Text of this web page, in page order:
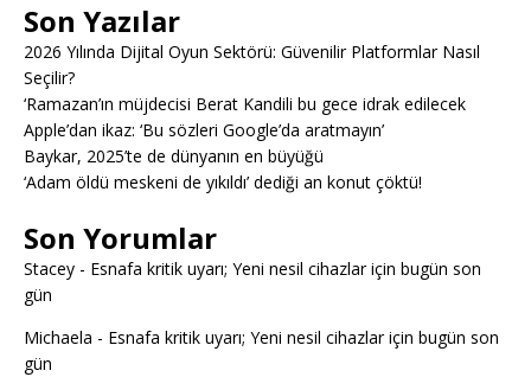
Son Yazılar
2026 Yılında Dijital Oyun Sektörü: Güvenilir Platformlar Nasıl
Seçilir?
‘Ramazan’ın müjdecisi Berat Kandili bu gece idrak edilecek
Apple’dan ikaz: ‘Bu sözleri Google’da aratmayın’
Baykar, 2025’te de dünyanın en büyüğü
‘Adam öldü meskeni de yıkıldı’ dediği an konut çöktü!
Son Yorumlar
Stacey - Esnafa kritik uyarı; Yeni nesil cihazlar için bugün son
gün
Michaela - Esnafa kritik uyarı; Yeni nesil cihazlar için bugün son
gün